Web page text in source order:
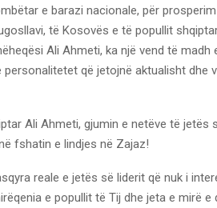
e barazi nacionale, për
të Kosovës e të popullit
Ali Ahmeti, ka një vend të
që jetojnë aktualisht dhe
Ali Ahmeti, gjumin e netëve të jetës
fshatin e lindjes në Zajaz!
reale e jetës së liderit që nuk i
e popullit të Tij dhe jeta e mirë